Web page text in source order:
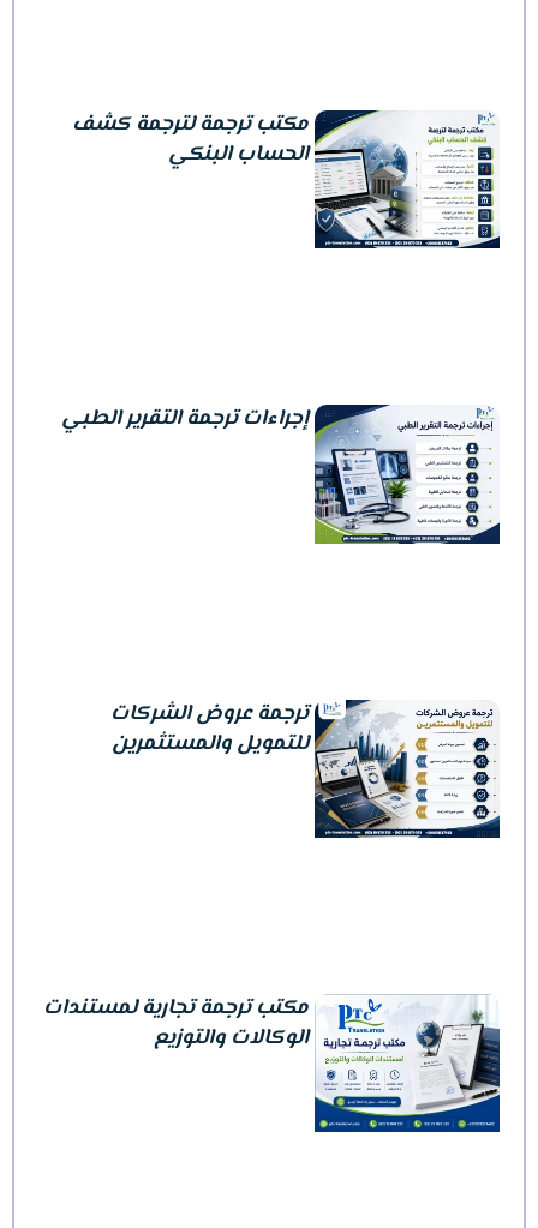
مكتب ترجمة لترجمة كشف
الحساب البنكي
إجراءات ترجمة التقرير الطبي
ترجمة عروض الشركات
للتمويل والمستثمرين
مكتب ترجمة تجارية لمستندات
الوكالات والتوزيع